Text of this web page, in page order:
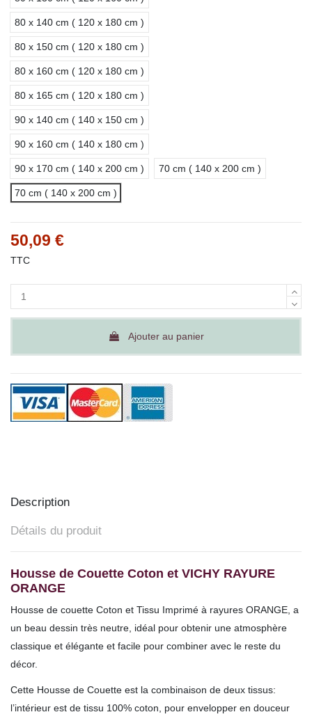
80 x 140 cm ( 120 x 180 cm )
80 x 150 cm ( 120 x 180 cm )
80 x 160 cm ( 120 x 180 cm )
80 x 165 cm ( 120 x 180 cm )
90 x 140 cm ( 140 x 150 cm )
90 x 160 cm ( 140 x 180 cm )
90 x 170 cm ( 140 x 200 cm ) 70 cm ( 140 x 200 cm )
70 cm ( 140 x 200 cm )
50,09 €
TTC
Ajouter au panier
Description
Détails du produit
Housse de Couette Coton et VICHY RAYURE
ORANGE
Housse de couette Coton et Tissu Imprimé à rayures ORANGE, a
un beau dessin très neutre, idéal pour obtenir une atmosphère
classique et élégante et facile pour combiner avec le reste du
décor.
Cette Housse de Couette est la combinaison de deux tissus:
l’intérieur est de tissu 100% coton, pour envelopper en douceur